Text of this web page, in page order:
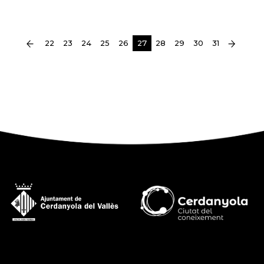
22 23 24 25 26 27(current)
28 29 30 31